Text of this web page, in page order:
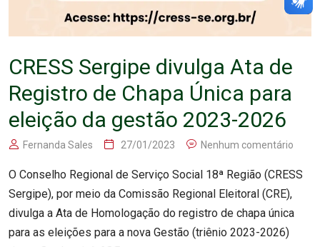
CRESS Sergipe divulga Ata de
Registro de Chapa Única para
eleição da gestão 2023-2026
Fernanda Sales 27/01/2023 Nenhum comentário
O Conselho Regional de Serviço Social 18ª Região (CRESS
Sergipe), por meio da Comissão Regional Eleitoral (CRE),
divulga a Ata de Homologação do registro de chapa única
para as eleições para a nova Gestão (triênio 2023-2026)